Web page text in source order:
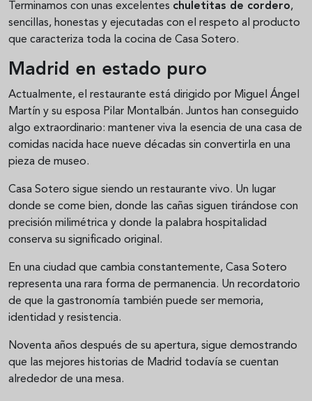
Terminamos con unas excelentes chuletitas de cordero,
sencillas, honestas y ejecutadas con el respeto al producto
que caracteriza toda la cocina de Casa Sotero.
Madrid en estado puro
Actualmente, el restaurante está dirigido por Miguel Ángel
Martín y su esposa Pilar Montalbán. Juntos han conseguido
algo extraordinario: mantener viva la esencia de una casa de
comidas nacida hace nueve décadas sin convertirla en una
pieza de museo.
Casa Sotero sigue siendo un restaurante vivo. Un lugar
donde se come bien, donde las cañas siguen tirándose con
precisión milimétrica y donde la palabra hospitalidad
conserva su significado original.
En una ciudad que cambia constantemente, Casa Sotero
representa una rara forma de permanencia. Un recordatorio
de que la gastronomía también puede ser memoria,
identidad y resistencia.
Noventa años después de su apertura, sigue demostrando
que las mejores historias de Madrid todavía se cuentan
alrededor de una mesa.